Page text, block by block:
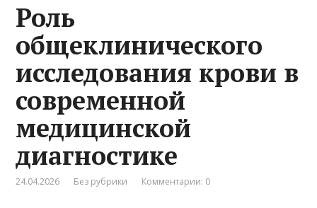
Роль
общеклинического
исследования крови в
современной
медицинской
диагностике
24.04.2026 Без рубрики Комментарии: 0